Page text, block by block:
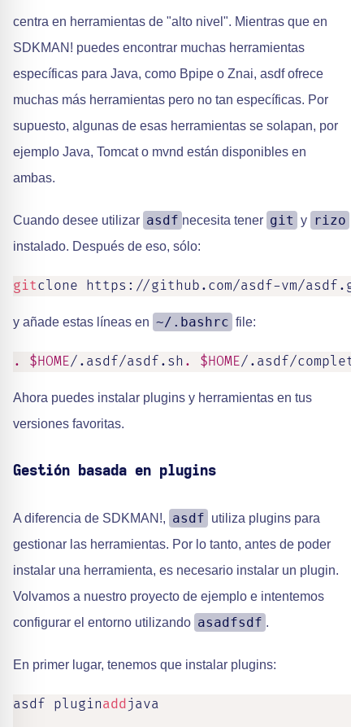
centra en herramientas de "alto nivel". Mientras que en
SDKMAN! puedes encontrar muchas herramientas
específicas para Java, como Bpipe o Znai, asdf ofrece
muchas más herramientas pero no tan específicas. Por
supuesto, algunas de esas herramientas se solapan, por
ejemplo Java, Tomcat o mvnd están disponibles en
ambas.
Cuando desee utilizar asdf necesita tener git y rizo
instalado. Después de eso, sólo:
gitclone https://github.com/asdf-vm/
y añade estas líneas en ~/.bashrc file:
. $HOME/.asdf/asdf.sh . $HOME/.asdf/
Ahora puedes instalar plugins y herramientas en tus
versiones favoritas.
Gestión basada en plugins
A diferencia de SDKMAN!, asdf utiliza plugins para
gestionar las herramientas. Por lo tanto, antes de poder
instalar una herramienta, es necesario instalar un plugin.
Volvamos a nuestro proyecto de ejemplo e intentemos
configurar el entorno utilizando asadfsdf .
En primer lugar, tenemos que instalar plugins:
asdf pluginaddjava